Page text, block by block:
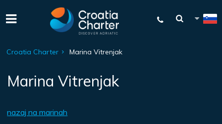
Croatia Charter Marina Vitrenjak
Marina Vitrenjak
nazaj na marinah